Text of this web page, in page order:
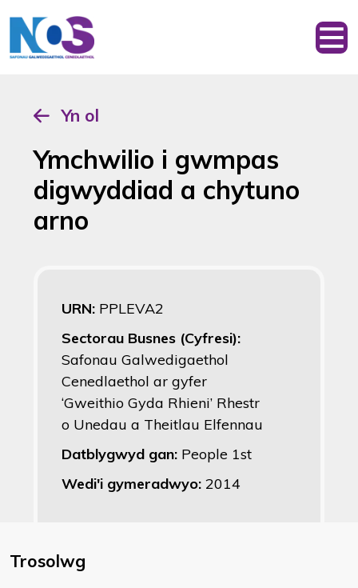
Yn ol
Ymchwilio i gwmpas
digwyddiad a chytuno
arno
URN: PPLEVA2
Sectorau Busnes (Cyfresi):
Safonau Galwedigaethol
Cenedlaethol ar gyfer
‘Gweithio Gyda Rhieni’ Rhestr
o Unedau a Theitlau Elfennau
Datblygwyd gan: People 1st
Wedi'i gymeradwyo: 2014
Trosolwg